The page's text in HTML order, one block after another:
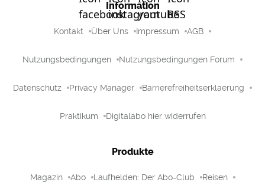
Information
Kontakt Über Uns Impressum AGB
Nutzungsbedingungen Nutzungsbedingungen Forum
Datenschutz Privacy Manager Barrierefreiheitserklaerung
Praktikum Digitalabo hier widerrufen
Produkte
Magazin Abo Laufhelden: Der Abo-Club Reisen